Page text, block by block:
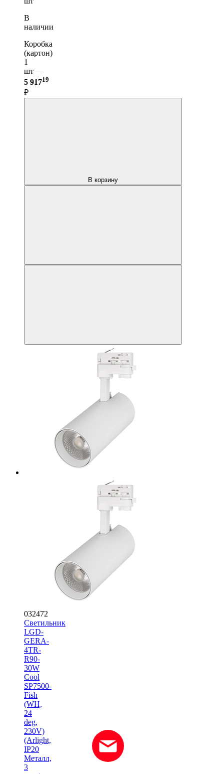
В
наличии
Коробка
(картон)
1
шт —
5 91719
₽
В корзину
032472
Светильник
LGD-
GERA-
4TR-
R90-
30W
Cool
SP7500-
Fish
(WH,
24
deg,
230V)
(Arlight,
IP20
Металл,
3